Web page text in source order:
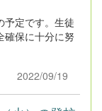
定です。生徒
確保に十分に努
2022/09/19